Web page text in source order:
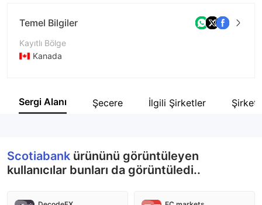
Temel Bilgiler
Kayıtlı Bölge
Kanada
Şirket Adı
Sergi Alanı Şecere İlgili Şirketler Şirket
Scotiabank ürününü görüntüleyen
kullanıcılar bunları da görüntüledi..